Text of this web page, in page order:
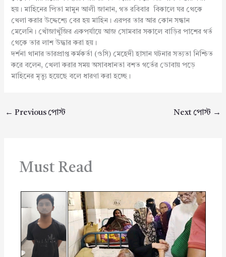
হয়। মাহিনের পিতা মামুন আলী জানান, গত রবিবার বিকালে ঘর থেকে
খেলা করার উদ্দেশ্যে বের হয় মাহিন। এরপর তার আর কোন সন্ধান
মেলেনি। খোঁজাখুঁজির একপর্যায়ে আজ সোমবার সকালে বাড়ির পাশের গর্ত
থেকে তার লাশ উদ্ধার করা হয়।
দর্শনা থানার ভারপ্রাপ্ত কর্মকর্তা (ওসি) মেহেদী হাসান ঘটনার সত্যতা নিশ্চিত
করে বলেন, খেলা করার সময় অসাবধানতা বশত গর্তের ডোবায় পড়ে
মাহিনের মৃত্যু হয়েছে বলে ধারণা করা হচ্ছে।
← Previous পোস্ট Next পোস্ট →
Must Read